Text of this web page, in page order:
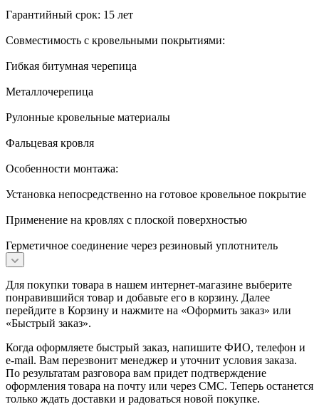
Гарантийный срок: 15 лет
Совместимость с кровельными покрытиями:
Гибкая битумная черепица
Металлочерепица
Рулонные кровельные материалы
Фальцевая кровля
Особенности монтажа:
Установка непосредственно на готовое кровельное покрытие
Применение на кровлях с плоской поверхностью
Герметичное соединение через резиновый уплотнитель
Для покупки товара в нашем интернет-магазине выберите
понравившийся товар и добавьте его в корзину. Далее
перейдите в Корзину и нажмите на «Оформить заказ» или
«Быстрый заказ».
Когда оформляете быстрый заказ, напишите ФИО, телефон и
e-mail. Вам перезвонит менеджер и уточнит условия заказа.
По результатам разговора вам придет подтверждение
оформления товара на почту или через СМС. Теперь останется
только ждать доставки и радоваться новой покупке.